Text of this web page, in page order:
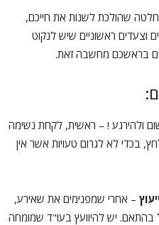
שהולכת לשנות את חייכם,
וצעדים ראשוניים שיש לנקוט
בראשכם מחשבה זאת.
ולהירגע ! – ראשית, לקחת נשימה
בכדי לא לגרום טעויות אשר אין
– אחרי שמפנימים את שאירע,
בהתאם. יש להיוועץ בעו"ד שמומחה